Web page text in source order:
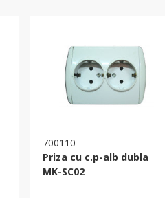
700110
Priza cu c.p-alb dubla
MK-SC02